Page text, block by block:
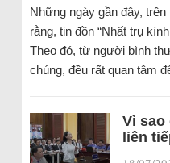
Những ngày gần đây,
rằng, tin đồn “Nhất trụ
Theo đó, từ người bình
chúng, đều rất quan tâm
Vì sao
liên